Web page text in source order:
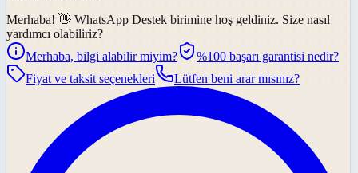
Merhaba! 👋 WhatsApp Destek birimine hoş geldiniz. Size nasıl
yardımcı olabiliriz?
Merhaba, bilgi alabilir miyim?
%100 başarı garantisi nedir?
Fiyat ve taksit seçenekleri
Lütfen beni arar mısınız?